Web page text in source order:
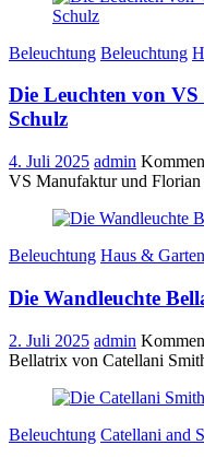
Beleuchtung Beleuchtung
Die Leuchten von
Schulz
4. Juli 2025 admin
VS Manufaktur und Florian
Beleuchtung Haus & Garten
Die Wandleuchte
2. Juli 2025 admin
Bellatrix von Catellani
Beleuchtung Catellani and